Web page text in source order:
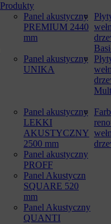
Produkty
Panel akustyczny
PREMIUM 2440
mm
Panel akustyczny
UNIKA
Panel akustyczny
LEKKI
AKUSTYCZNY
2500 mm
Panel akustyczny
PROFF
Panel Akustyczn
SQUARE 520
mm
Panel Akustyczny
QUANTI